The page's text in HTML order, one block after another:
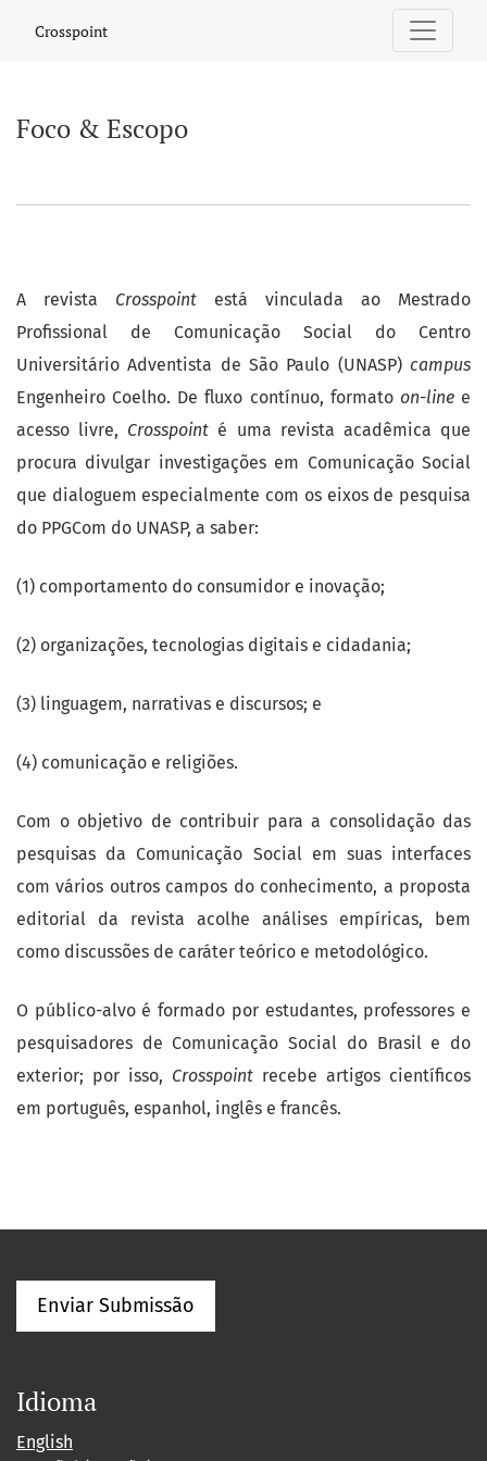
Crosspoint
Foco & Escopo
A revista Crosspoint está vinculada ao Mestrado
Profissional de Comunicação Social do Centro
Universitário Adventista de São Paulo (UNASP) campus
Engenheiro Coelho. De fluxo contínuo, formato on-linee
acesso livre, Crosspoint é uma revista acadêmica que
procura divulgar investigações em Comunicação Social
que dialoguem especialmente com os eixos de pesquisa
do PPGCom do UNASP, a saber:
(1) comportamento do consumidor e inovação;
(2) organizações, tecnologias digitais e cidadania;
(3) linguagem, narrativas e discursos; e
(4) comunicação e religiões.
Com o objetivo de contribuir para a consolidação das
pesquisas da Comunicação Social em suas interfaces
com vários outros campos do conhecimento, a proposta
editorial da revista acolhe análises empíricas, bem
como discussões de caráter teórico e metodológico.
O público-alvo é formado por estudantes, professores e
pesquisadores de Comunicação Social do Brasil e do
exterior; por isso, Crosspoint recebe artigos científicos
em português, espanhol, inglês e francês.
Enviar Submissão
Idioma
English